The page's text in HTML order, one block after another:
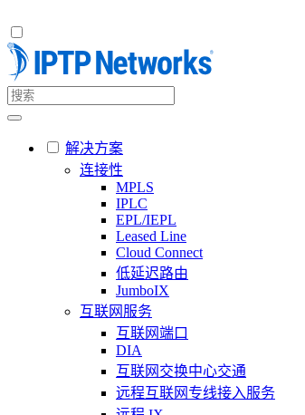
解决方案
连接性
MPLS
IPLC
EPL/IEPL
Leased Line
Cloud Connect
低延迟路由
JumboIX
互联网服务
互联网端口
DIA
互联网交换中心交通
远程互联网专线接入服务